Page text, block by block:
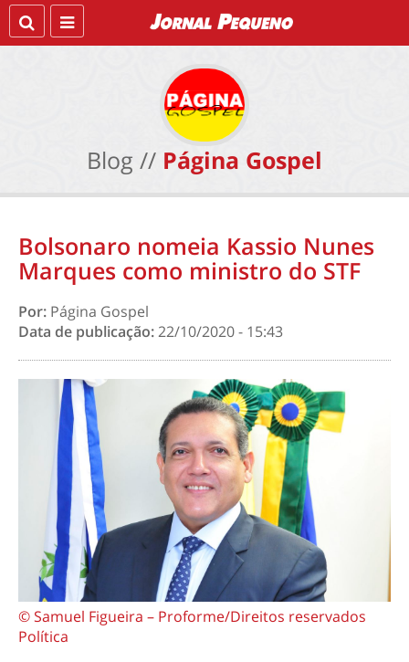
Blog // Página Gospel
Bolsonaro nomeia Kassio Nunes
Marques como ministro do STF
Por: Página Gospel
Data de publicação:22/10/2020 - 15:43
© Samuel Figueira – Proforme/Direitos reservados
Política